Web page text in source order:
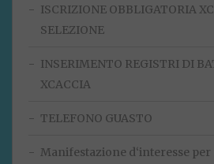
ISCRIZIONE OBBLIGATORIA
SELEZIONE
INSERIMENTO REGISTRI DI
XCACCIA
TELEFONO GUASTO
Manifestazione d‘interesse